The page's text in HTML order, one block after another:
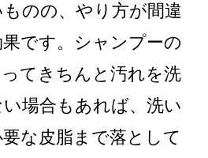
のの、やり方が間違
です。シャンプーの
てきちんと汚れを洗
場合もあれば、洗い
な皮脂まで落として